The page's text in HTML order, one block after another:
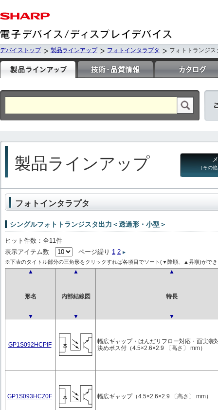
デバイストップ 製品ラインアップ フォトインタラプタ フォトトランジ
製品ラインアップ （その
フォトインタラプタ
シングルフォトトランジスタ出力＜透過形・小型＞
ヒット件数：全11件
表示アイテム数
ページ繰り 1 2
※下表のタイトル部分の三角形をクリックすれば各項目でソート(▼降順、▲昇順)がで
▲ ▲ ▲
形名 内部結線図 特長
▼ ▼ ▼
GP1S092HCPIF
幅広ギャップ・はんだリフロー対応・面実装
決めボス付（4.5×2.6×2.9 〔高さ〕 mm）
GP1S093HCZ0F 幅広ギャップ（4.5×2.6×2.9 〔高さ〕 mm）